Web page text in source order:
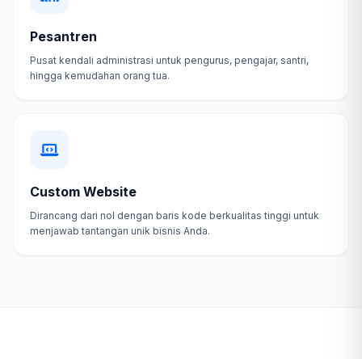
Pesantren
Pusat kendali administrasi untuk pengurus, pengajar, santri,
hingga kemudahan orang tua.
Custom Website
Dirancang dari nol dengan baris kode berkualitas tinggi untuk
menjawab tantangan unik bisnis Anda.